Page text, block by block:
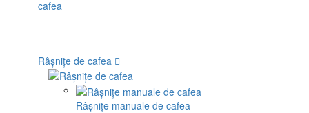
Râșnițe de cafea
Râșnițe manuale de cafea